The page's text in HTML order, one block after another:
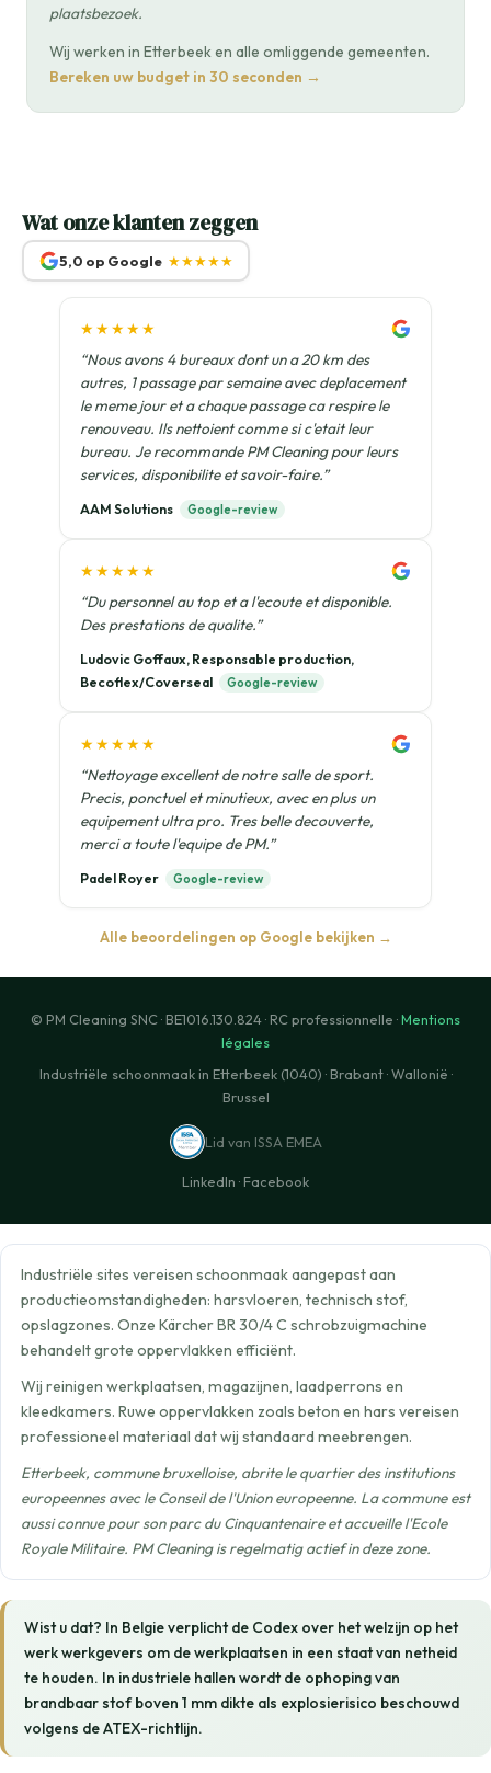
plaatsbezoek.
Wij werken in Etterbeek en alle omliggende gemeenten.
Bereken uw budget in 30 seconden →
Wat onze klanten zeggen
5,0 op Google ★★★★★
★★★★★
“Nous avons 4 bureaux dont un a 20 km des
autres, 1 passage par semaine avec deplacement
le meme jour et a chaque passage ca respire le
renouveau. Ils nettoient comme si c'etait leur
bureau. Je recommande PM Cleaning pour leurs
services, disponibilite et savoir-faire.”
AAM Solutions Google-review
★★★★★
“Du personnel au top et a l'ecoute et disponible.
Des prestations de qualite.”
Ludovic Goffaux, Responsable production,
Becoflex/Coverseal
Google-review
★★★★★
“Nettoyage excellent de notre salle de sport.
Precis, ponctuel et minutieux, avec en plus un
equipement ultra pro. Tres belle decouverte,
merci a toute l'equipe de PM.”
Padel Royer Google-review
Alle beoordelingen op Google bekijken →
© PM Cleaning SNC · BE1016.130.824 · RC professionnelle ·Mentions
légales
Industriële schoonmaak in Etterbeek (1040) · Brabant · Wallonië ·
Brussel
Lid van ISSA EMEA
LinkedIn · Facebook
Industriële sites vereisen schoonmaak aangepast aan
productieomstandigheden: harsvloeren, technisch stof,
opslagzones. Onze Kärcher BR 30/4 C schrobzuigmachine
behandelt grote oppervlakken efficiënt.
Wij reinigen werkplaatsen, magazijnen, laadperrons en
kleedkamers. Ruwe oppervlakken zoals beton en hars vereisen
professioneel materiaal dat wij standaard meebrengen.
Etterbeek, commune bruxelloise, abrite le quartier des institutions
europeennes avec le Conseil de l'Union europeenne. La commune est
aussi connue pour son parc du Cinquantenaire et accueille l'Ecole
Royale Militaire. PM Cleaning is regelmatig actief in deze zone.
Wist u dat? In Belgie verplicht de Codex over het welzijn op het
werk werkgevers om de werkplaatsen in een staat van netheid
te houden. In industriele hallen wordt de ophoping van
brandbaar stof boven 1 mm dikte als explosierisico beschouwd
volgens de ATEX-richtlijn.